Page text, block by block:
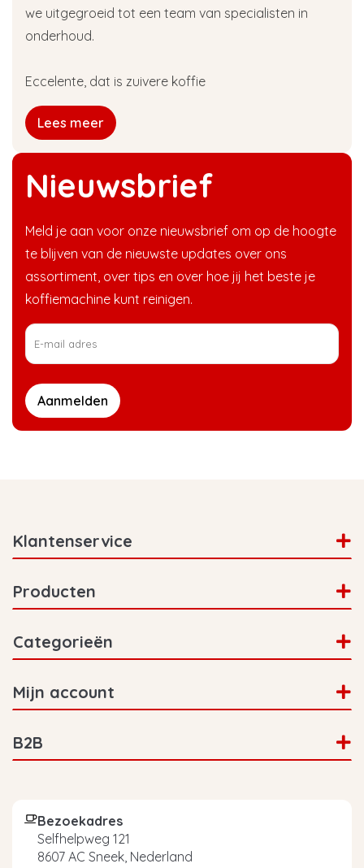
Nieuwsbrief
Meld je aan voor onze nieuwsbrief om op de hoogte
te blijven van de nieuwste updates over ons
assortiment, over tips en over hoe jij het beste je
koffiemachine kunt reinigen.
Aanmelden
we uitgegroeid tot een team van specialisten in
onderhoud.
Eccelente, dat is zuivere koffie
Lees meer
Klantenservice
Producten
Categorieën
Mijn account
B2B
Bezoekadres
Selfhelpweg 121
8607 AC Sneek, Nederland